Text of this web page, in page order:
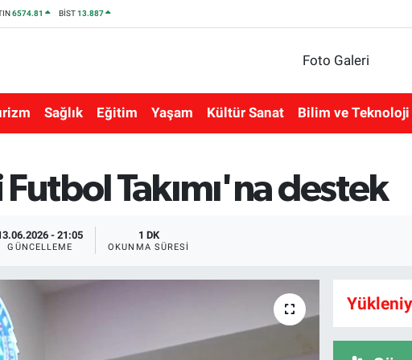
6574.81 BİST13.887
Foto Galeri
Sağlık Eğitim Yaşam Kültür Sanat Bilim ve Teknoloji
Takımı'na destek
- 21:05
GÜNCELLEME
1 DK
OKUNMA SÜRESI